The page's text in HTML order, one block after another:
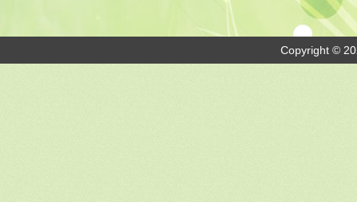
Copyright ©